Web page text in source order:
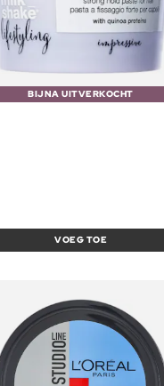
BIJNA UITVERKOCHT
VOEG TOE